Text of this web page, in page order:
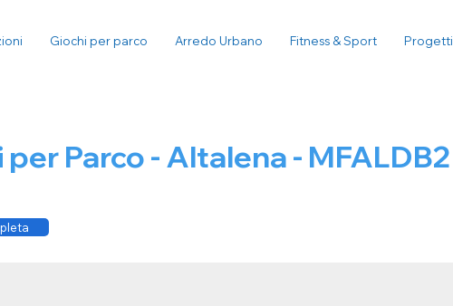
Giochi per parco Arredo Urbano Fitness & Sport Progetti
Parco - Altalena - MFALDB2